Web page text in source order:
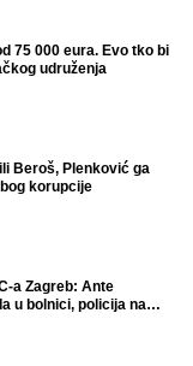
75 000 eura. Evo tko bi
udruženja
Beroš, Plenković ga
korupcije
a Zagreb: Ante
u bolnici, policija na